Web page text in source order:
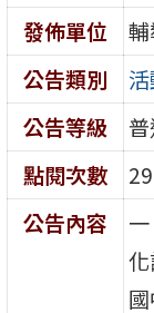
發佈單位
公告類別
公告等級
點閱次數
公告內容